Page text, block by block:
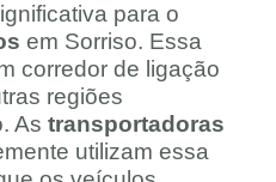
para o
em Sorriso. Essa
corredor de ligação
regiões
As transportadoras
utilizam essa